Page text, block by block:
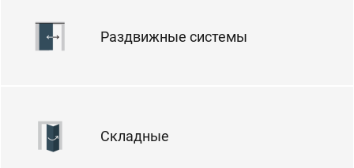
Раздвижные системы
Складные